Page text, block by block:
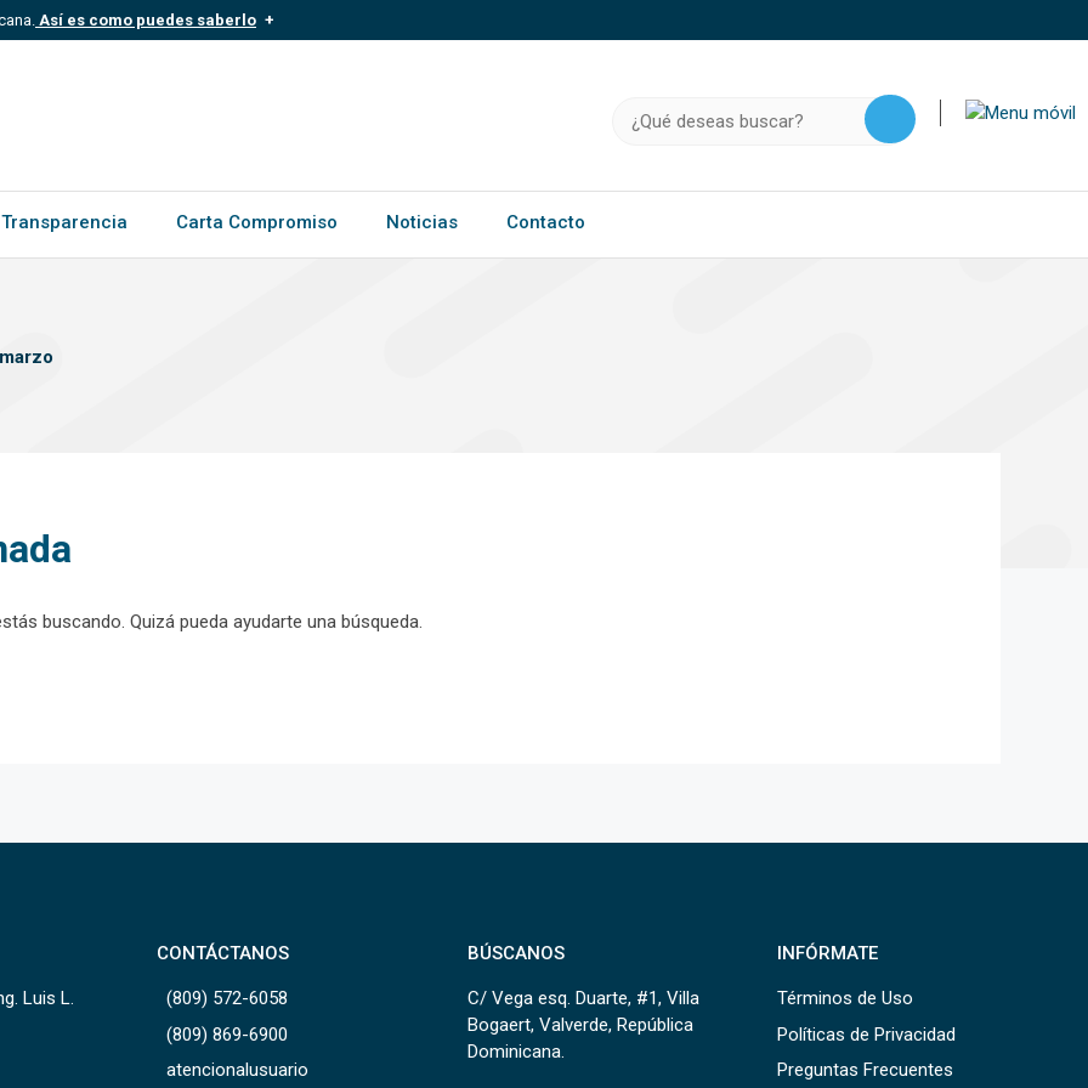
Así es como puedes saberlo
a una organización oficial del
.gob.do o .gov.do. Comparte información confidencial solo en este tipo de sitios.
Transparencia Carta Compromiso Noticias Contacto
marzo
buscando. Quizá pueda ayudarte una búsqueda.
Luis L.
CONTÁCTANOS
(809) 572-6058
(809) 869-6900
atencionalusuario
BÚSCANOS
C/ Vega esq. Duarte, #1, Villa
Bogaert, Valverde, República
Dominicana.
INFÓRMATE
Términos de Uso
Políticas de Privacidad
Preguntas Frecuentes